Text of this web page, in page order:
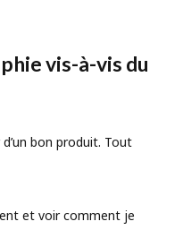
vis-à-vis du
bon produit. Tout
et voir comment je